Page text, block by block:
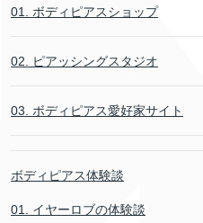
01. ボディピアスショップ
02. ピアッシングスタジオ
03. ボディピアス愛好家サイト
ボディピアス体験談
01. イヤーロブの体験談